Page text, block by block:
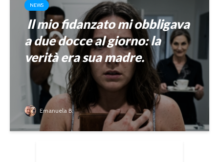
NEWS
Il mio fidanzato mi obbligava
a due docce al giorno: la
verità era sua madre.
Emanuela B.